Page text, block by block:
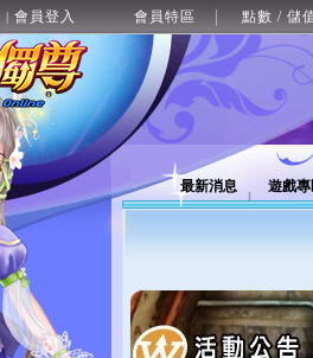
| 會員登入 會員特區 點數 / 儲
最新消息 遊戲